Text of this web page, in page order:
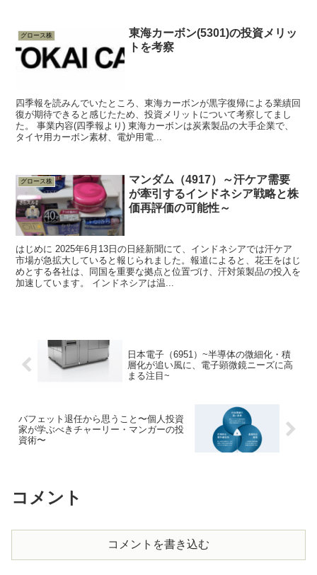
グロース株
東海カーボン(5301)の投資メリッ
トを考察
四季報を読みんでいたところ、東海カーボンが黒字復帰による業績回
復が期待できると感じたため、投資メリットについて考察してまし
た。 事業内容(四季報より) 東海カーボンは炭素製品の大手企業で、
タイヤ用カーボン素材、電炉用電...
グロース株
マンダム（4917）～汗ケア需要
が牽引するインドネシア戦略と株
価再評価の可能性～
はじめに 2025年6月13日の日経新聞にて、インドネシアでは汗ケア
市場が急拡大していると報じられました。報道によると、花王をはじ
めとする各社は、同国を重要な拠点と位置づけ、汗対策製品の投入を
加速しています。 インドネシアは温...
日本電子（6951）~半導体の微細化・積
層化が追い風に、電子顕微鏡ニーズに高
まる注目~
バフェット退任から思うこと〜個人投資
家が学ぶべきチャーリー・マンガーの投
資術〜
コメント
コメントを書き込む